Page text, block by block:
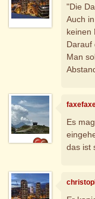
"Die
Auch
keinen
Darauf
Man
Es
das ist